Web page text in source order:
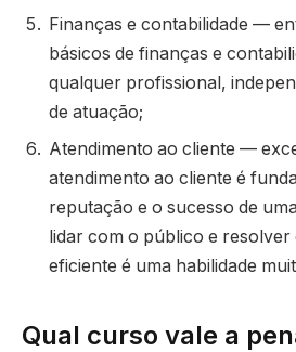
Finanças e contabilidade —
básicos de finanças e
qualquer profissional,
de atuação;
Atendimento ao cliente —
atendimento ao cliente é
reputação e o sucesso de
lidar com o público e
eficiente é uma habilidade
Qual curso vale a